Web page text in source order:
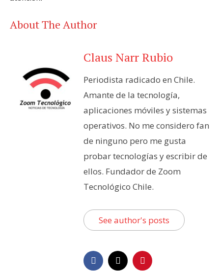
About The Author
Claus Narr Rubio
Periodista radicado en Chile.
Amante de la tecnología,
aplicaciones móviles y sistemas
operativos. No me considero fan
de ninguno pero me gusta
probar tecnologías y escribir de
ellos. Fundador de Zoom
Tecnológico Chile.
See author's posts